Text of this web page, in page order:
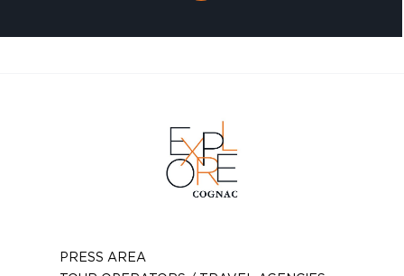
PRESS AREA